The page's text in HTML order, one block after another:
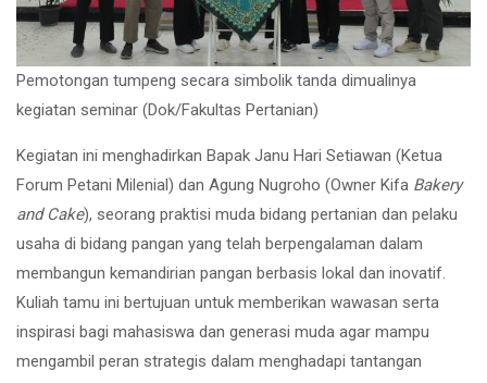
Pemotongan tumpeng secara simbolik tanda dimualinya
kegiatan seminar (Dok/Fakultas Pertanian)
Kegiatan ini menghadirkan Bapak Janu Hari Setiawan (Ketua
Forum Petani Milenial) dan Agung Nugroho (Owner Kifa Bakery
and Cake), seorang praktisi muda bidang pertanian dan pelaku
usaha di bidang pangan yang telah berpengalaman dalam
membangun kemandirian pangan berbasis lokal dan inovatif.
Kuliah tamu ini bertujuan untuk memberikan wawasan serta
inspirasi bagi mahasiswa dan generasi muda agar mampu
mengambil peran strategis dalam menghadapi tantangan